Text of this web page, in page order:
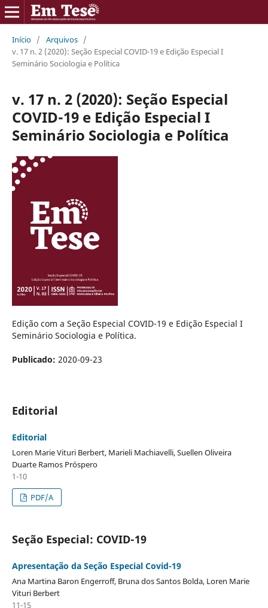
Início / Arquivos /
v. 17 n. 2 (2020): Seção Especial COVID-19 e Edição Especial I
Seminário Sociologia e Política
v. 17 n. 2 (2020): Seção Especial
COVID-19 e Edição Especial I
Seminário Sociologia e Política
Edição com a Seção Especial COVID-19 e Edição Especial I
Seminário Sociologia e Política.
Publicado: 2020-09-23
Editorial
Editorial
Loren Marie Vituri Berbert, Marieli Machiavelli, Suellen Oliveira
Duarte Ramos Próspero
1-10
PDF/A
Seção Especial: COVID-19
Apresentação da Seção Especial Covid-19
Ana Martina Baron Engerroff, Bruna dos Santos Bolda, Loren Marie
Vituri Berbert
11-15